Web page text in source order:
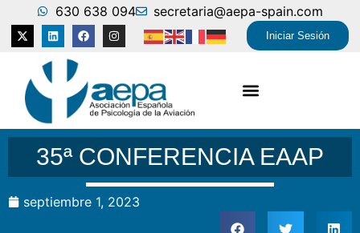
Iniciar Sesión
630 638 094 secretaria@aepa-spain.com
35ª CONFERENCIA EAAP
septiembre 1, 2023